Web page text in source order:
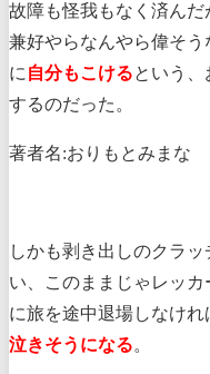
故障も怪我もなく済ん
兼好やらなんやら偉そ
に 自分もこけるという
するのだった。
著者名:おりもとみまな
しかも剥き出しのクラ
い、このままじゃレッ
に旅を途中退場しなけ
泣きそうになる。